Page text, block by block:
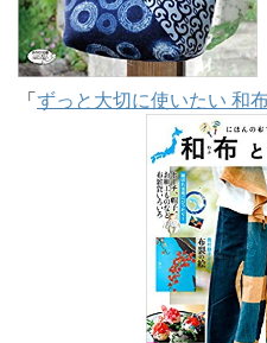
「 ずっと大切に使いたい 和